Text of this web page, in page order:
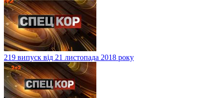
219 випуск від 21 листопада 2018 року